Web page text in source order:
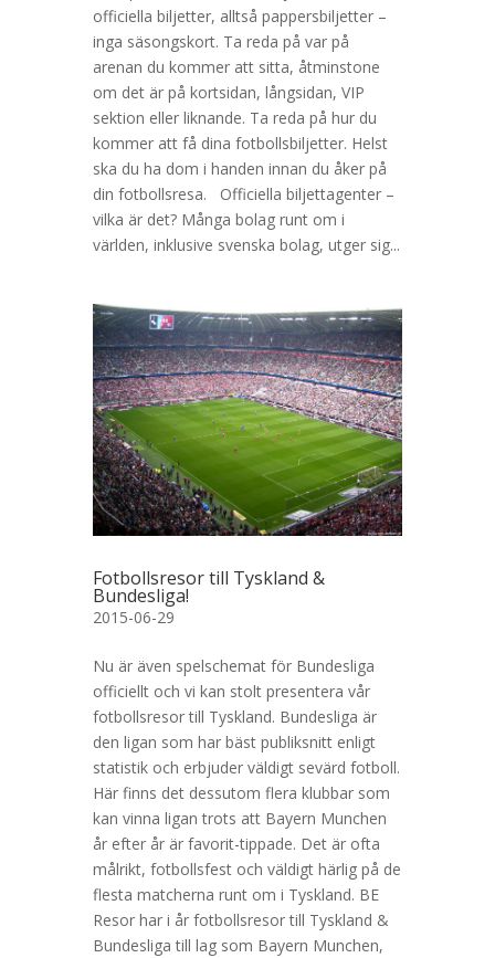
officiella biljetter, alltså pappersbiljetter –
inga säsongskort. Ta reda på var på
arenan du kommer att sitta, åtminstone
om det är på kortsidan, långsidan, VIP
sektion eller liknande. Ta reda på hur du
kommer att få dina fotbollsbiljetter. Helst
ska du ha dom i handen innan du åker på
din fotbollsresa. Officiella biljettagenter –
vilka är det? Många bolag runt om i
världen, inklusive svenska bolag, utger sig...
Fotbollsresor till Tyskland &
Bundesliga!
2015-06-29
Nu är även spelschemat för Bundesliga
officiellt och vi kan stolt presentera vår
fotbollsresor till Tyskland. Bundesliga är
den ligan som har bäst publiksnitt enligt
statistik och erbjuder väldigt sevärd fotboll.
Här finns det dessutom flera klubbar som
kan vinna ligan trots att Bayern Munchen
år efter år är favorit-tippade. Det är ofta
målrikt, fotbollsfest och väldigt härlig på de
flesta matcherna runt om i Tyskland. BE
Resor har i år fotbollsresor till Tyskland &
Bundesliga till lag som Bayern Munchen,